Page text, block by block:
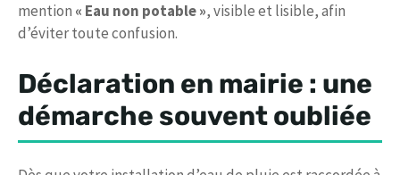
mention « Eau non potable », visible et lisible, afin
d’éviter toute confusion.
Déclaration en mairie : une
démarche souvent oubliée